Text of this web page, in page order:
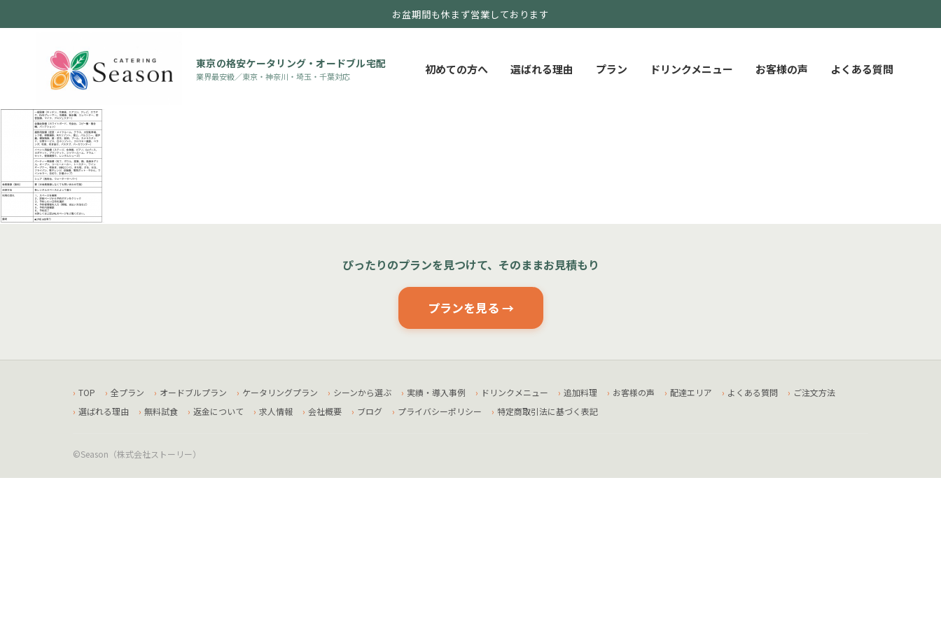
お盆期間も休まず営業しております
東京の格安ケータリング・オードブル宅配
業界最安級／東京・神奈川・埼玉・千葉対応 初めての方へ 選ばれる理由 プラン ドリンクメニュー お客様の声 よくある質問
ぴったりのプランを見つけて、そのままお見積もり
プランを見る →
TOP 全プラン オードブルプラン ケータリングプラン シーンから選ぶ 実績・導入事例 ドリンクメニュー 追加料理 お客様の声 配達エリア よくある質問
ご注文方法
選ばれる理由
無料試食 返金について 求人情報 会社概要 ブログ プライバシーポリシー 特定商取引法に基づく表記
©Season（株式会社ストーリー）